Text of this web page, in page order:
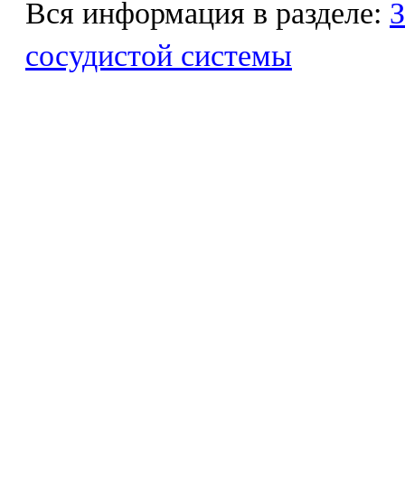
Вся информация в разделе:
сосудистой системы